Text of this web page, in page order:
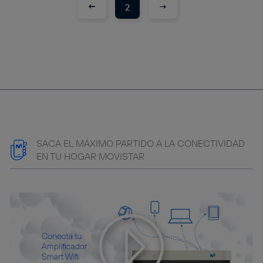
← 2 →
SACA EL MÁXIMO PARTIDO A LA CONECTIVIDAD
EN TU HOGAR MOVISTAR